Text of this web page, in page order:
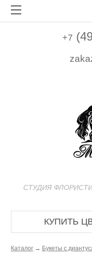
+7
СТУДИЯ
КУПИТЬ
Каталог → Букеты с